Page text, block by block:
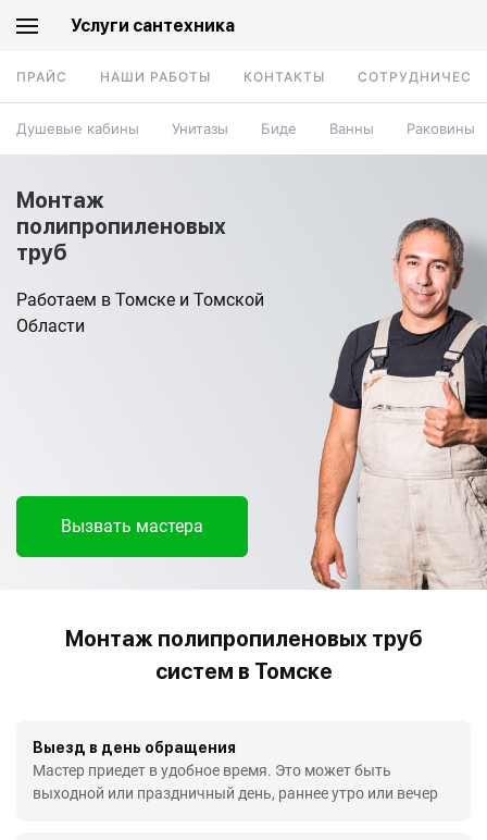
Услуги сантехника
ПРАЙС НАШИ РАБОТЫ КОНТАКТЫ
Душевые кабины Унитазы Биде Ванны Раковины
Монтаж
полипропиленовых
труб
Работаем в Томске и Томской
Области
Вызвать мастера
Монтаж полипропиленовых труб
систем в Томске
Выезд в день обращения
Мастер приедет в удобное время. Это может быть
выходной или праздничный день, раннее утро или вечер